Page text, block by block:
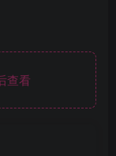
查看